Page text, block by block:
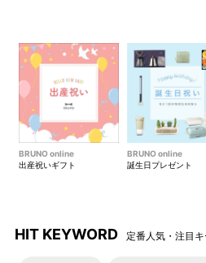
二つ折りのケースは品のあるグレー
れて、中身への期待が高まります。
チケットとガイドを同梱
パッケージの中には、チケットと、
が入っています。
BRUNO online
出産祝いギフト
BRUNO online
誕生日プレゼント
HIT KEYWORD 定番人気・注目